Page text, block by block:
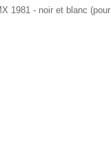
1981 - noir et blanc (pour